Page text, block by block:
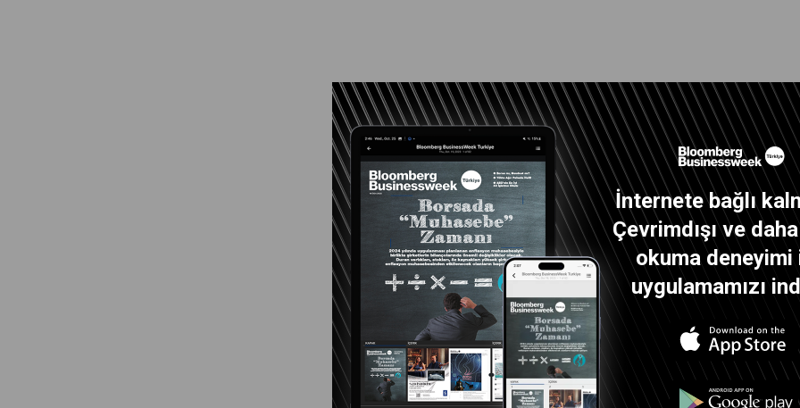
İnternete bağlı
Çevrimdışı ve
okuma deneyimi
uygulamamızı